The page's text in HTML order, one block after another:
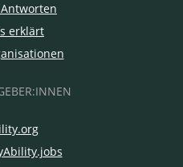
erklärt